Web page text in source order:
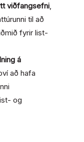
viðfangsefni,
til að
fyrir list-
á
að hafa
og